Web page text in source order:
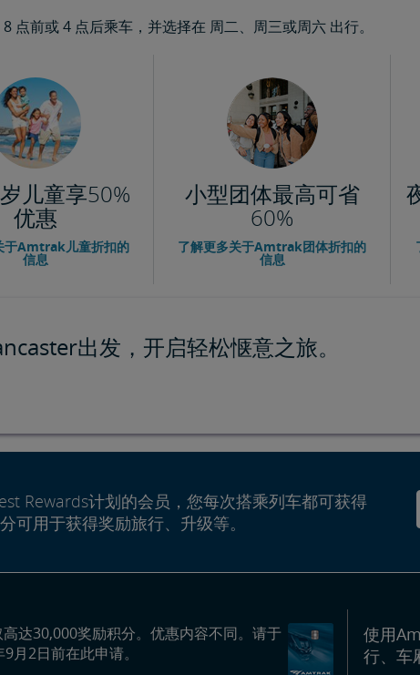
前或 4 点后乘车，并选择在 周二、周三或周六 出行。
儿童享50%
优惠
于Amtrak儿童折扣的
信息
小型团体最高可省
60%
了解更多关于Amtrak团体折扣的
信息
出发，开启轻松惬意之旅。
Rewards计划的会员，您每次搭乘列车都可获得
可用于获得奖励旅行、升级等。
高达30,000奖励积分。优惠内容不同。请于
月2日前在此申请。
使用
行、车